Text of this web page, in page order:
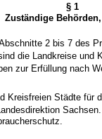
§ 1
Zuständige
2 bis 7 des
die Landkreise und
zur Erfüllung nach
Kreisfreien Städte für